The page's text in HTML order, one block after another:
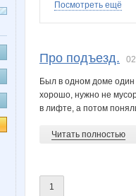
Посмотреть ещё
Про подъезд.
Был в одном доме один
хорошо, нужно не
в лифте, а потом
Читать полностью
1